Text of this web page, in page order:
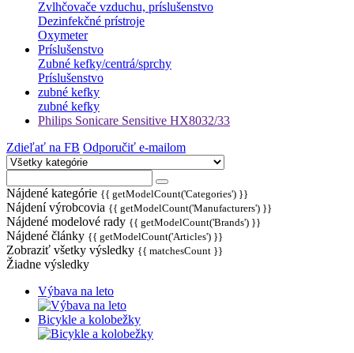
Zvlhčovače vzduchu, príslušenstvo
Dezinfekčné prístroje
Oxymeter
Príslušenstvo
Zubné kefky/centrá/sprchy
Príslušenstvo
zubné kefky
zubné kefky
Philips Sonicare Sensitive HX8032/33
Zdieľať na FB Odporučiť e-mailom
Nájdené kategórie {{ getModelCount('Categories') }}
Nájdení výrobcovia {{ getModelCount('Manufacturers') }}
Nájdené modelové rady {{ getModelCount('Brands') }}
Nájdené články {{ getModelCount('Articles') }}
Zobraziť všetky výsledky {{ matchesCount }}
Žiadne výsledky
Výbava na leto
Bicykle a kolobežky